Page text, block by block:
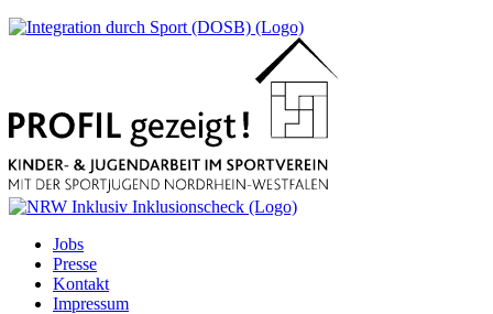
Jobs
Presse
Kontakt
Impressum